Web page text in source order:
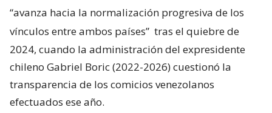
“avanza hacia la normalización progresiva de los
vínculos entre ambos países” tras el quiebre de
2024, cuando la administración del expresidente
chileno Gabriel Boric (2022-2026) cuestionó la
transparencia de los comicios venezolanos
efectuados ese año.